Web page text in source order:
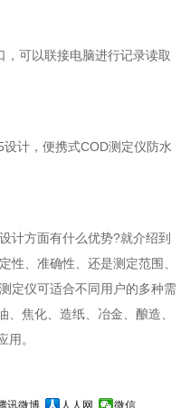
可以联接电脑进行记录读取
计，便携式COD测定仪防水
方面有什么优势?就介绍到
性、准确性、还是测定范围、
定仪可适合不同用户的多种需
焦化、造纸、冶金、酿造、
用。
讯微博 人人网 微信